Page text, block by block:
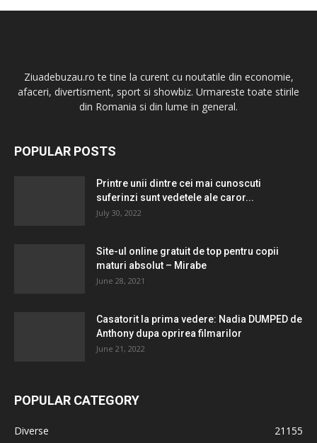
Ziuadebuzau.ro te tine la curent cu noutatile din economie,
afaceri, divertisment, sport si showbiz. Urmareste toate stirile
din Romania si din lume in general.
POPULAR POSTS
Printre unii dintre cei mai cunoscuti
suferinzi sunt vedetele ale caror...
July 30, 2022
Site-ul online gratuit de top pentru copii
maturi absolut – Mirabe
June 28, 2021
Casatorit la prima vedere: Nadia DUMPED de
Anthony dupa oprirea filmarilor
June 21, 2022
POPULAR CATEGORY
Diverse 21155